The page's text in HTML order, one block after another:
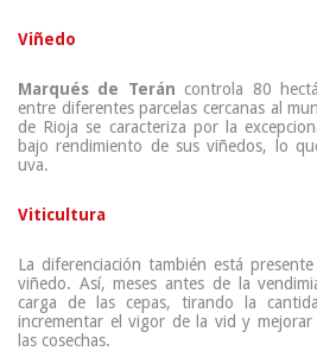
Viñedo
Marqués de Terán controla 80
entre diferentes parcelas cercanas al
de Rioja se caracteriza por la
bajo rendimiento de sus viñedos, lo
uva.
Viticultura
La diferenciación también está
viñedo. Así, meses antes de la
carga de las cepas, tirando la
incrementar el vigor de la vid y
las cosechas.